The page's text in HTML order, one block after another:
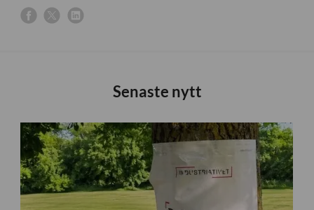
Senaste nytt